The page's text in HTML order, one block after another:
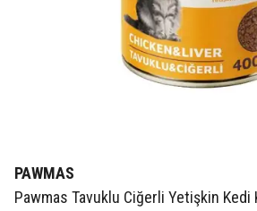
PAWMAS
Pawmas Tavuklu Ciğerli Yetişkin Kedi